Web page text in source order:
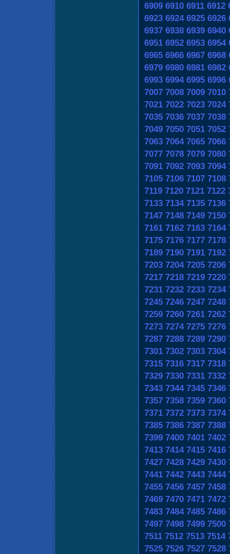
6909 6910 6911 6912
6923 6924 6925 6926
6937 6938 6939 6940
6951 6952 6953 6954
6965 6966 6967 6968
6979 6980 6981 6982
6993 6994 6995 6996
7007 7008 7009 7010
7021 7022 7023 7024
7035 7036 7037 7038
7049 7050 7051 7052
7063 7064 7065 7066
7077 7078 7079 7080
7091 7092 7093 7094
7105 7106 7107 7108
7119 7120 7121 7122
7133 7134 7135 7136
7147 7148 7149 7150
7161 7162 7163 7164
7175 7176 7177 7178
7189 7190 7191 7192
7203 7204 7205 7206
7217 7218 7219 7220
7231 7232 7233 7234
7245 7246 7247 7248
7259 7260 7261 7262
7273 7274 7275 7276
7287 7288 7289 7290
7301 7302 7303 7304
7315 7316 7317 7318
7329 7330 7331 7332
7343 7344 7345 7346
7357 7358 7359 7360
7371 7372 7373 7374
7385 7386 7387 7388
7399 7400 7401 7402
7413 7414 7415 7416
7427 7428 7429 7430
7441 7442 7443 7444
7455 7456 7457 7458
7469 7470 7471 7472
7483 7484 7485 7486
7497 7498 7499 7500
7511 7512 7513 7514
7525 7526 7527 7528